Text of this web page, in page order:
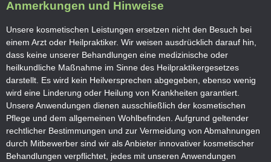
Anmerkungen und Hinweise
Unsere kosmetischen Leistungen ersetzen nicht den Besuch bei
einem Arzt oder Heilpraktiker. Wir weisen ausdrücklich darauf hin,
dass keine unserer Behandlungen eine medizinische oder
heilkundliche Maßnahme im Sinne des Heilpraktikergesetzes
darstellt. Es wird kein Heilversprechen abgegeben, ebenso wenig
wird eine Linderung oder Heilung von Krankheiten garantiert.
Unsere Anwendungen dienen ausschließlich der kosmetischen
Pflege und dem allgemeinen Wohlbefinden. Aufgrund geltender
rechtlicher Bestimmungen und zur Vermeidung von Abmahnungen
durch Mitbewerber sind wir als Anbieter innovativer kosmetischer
Behandlungen verpflichtet, jedes mit unseren Anwendungen